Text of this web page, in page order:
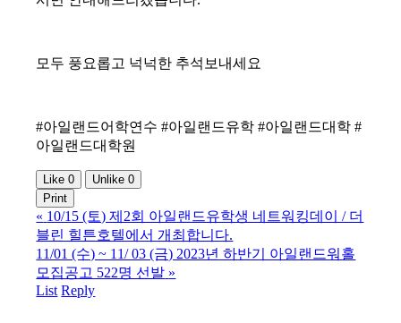
모두 풍요롭고 넉넉한 추석보내세요
#아일랜드어학연수 #아일랜드유학 #아일랜드대학 #
아일랜드대학원
Like0 Unlike0
Print
« 10/15 (토) 제2회 아일랜드유학생 네트워킹데이 / 더
블린 힐튼호텔에서 개최합니다.
11/01 (수) ~ 11/ 03 (금) 2023년 하반기 아일랜드워홀
모집공고 522명 선발 »
List Reply